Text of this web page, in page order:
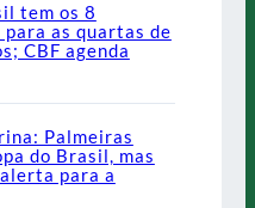
tem os 8
as quartas de
CBF agenda
Palmeiras
do Brasil, mas
para a